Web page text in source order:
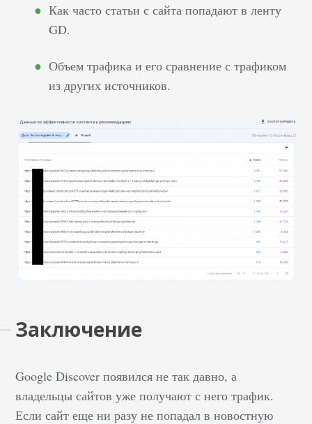
Как часто статьи с сайта попадают в ленту
GD.
Объем трафика и его сравнение с трафиком
из других источников.
Заключение
Google Discover появился не так давно, а
владельцы сайтов уже получают с него трафик.
Если сайт еще ни разу не попадал в новостную